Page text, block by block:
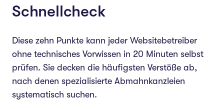
Schnellcheck
Diese zehn Punkte kann jeder Websitebetreiber
ohne technisches Vorwissen in 20 Minuten selbst
prüfen. Sie decken die häufigsten Verstöße ab,
nach denen spezialisierte Abmahnkanzleien
systematisch suchen.